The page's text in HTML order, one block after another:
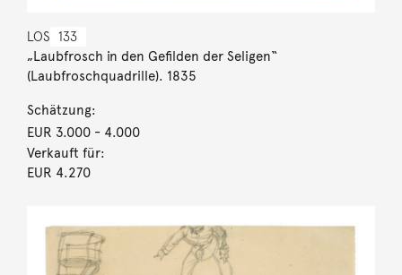
LOS 133
„Laubfrosch in den Gefilden der Seligen“
(Laubfroschquadrille). 1835
Schätzung:
EUR 3.000- 4.000
Verkauft für:
EUR 4.270